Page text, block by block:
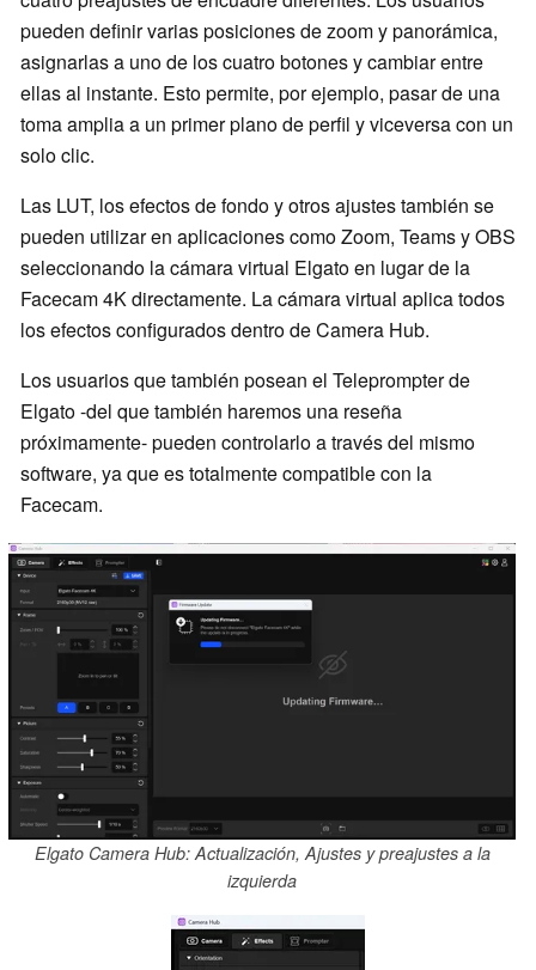
pueden definir varias posiciones de zoom y panorámica,
asignarlas a uno de los cuatro botones y cambiar entre
ellas al instante. Esto permite, por ejemplo, pasar de una
toma amplia a un primer plano de perfil y viceversa con un
solo clic.
Las LUT, los efectos de fondo y otros ajustes también se
pueden utilizar en aplicaciones como Zoom, Teams y OBS
seleccionando la cámara virtual Elgato en lugar de la
Facecam 4K directamente. La cámara virtual aplica todos
los efectos configurados dentro de Camera Hub.
Los usuarios que también posean el Teleprompter de
Elgato -del que también haremos una reseña
próximamente- pueden controlarlo a través del mismo
software, ya que es totalmente compatible con la
Facecam.
Elgato Camera Hub: Actualización, Ajustes y preajustes a la
izquierda